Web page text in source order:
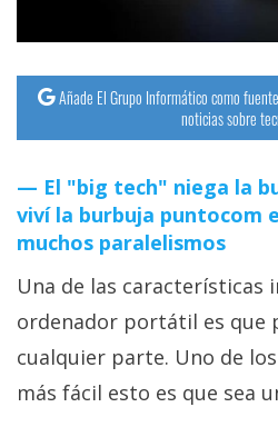
Añade El Grupo Informático como
noticias sobre
El "big tech" niega la
viví la burbuja puntocom
muchos paralelismos
Una de las características
ordenador portátil es que
cualquier parte. Uno de
más fácil esto es que sea